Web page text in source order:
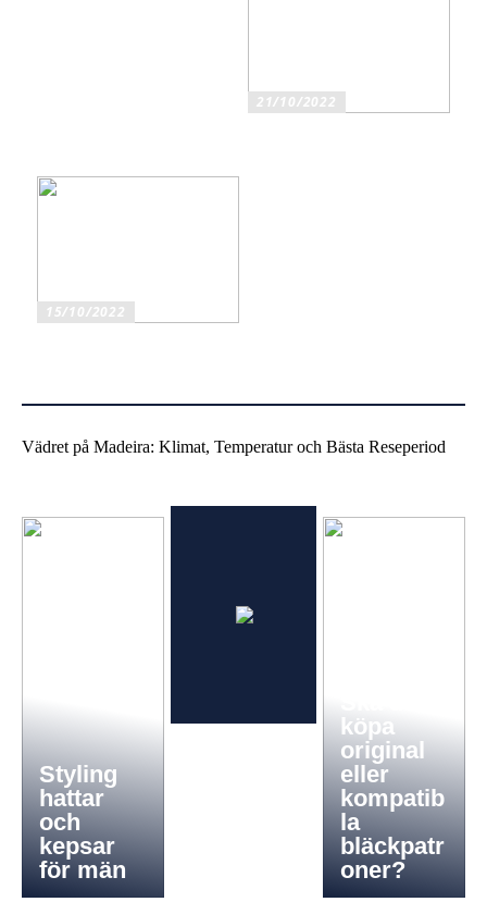
21/10/2022
15/10/2022
Vädret på Madeira: Klimat, Temperatur och Bästa Reseperiod
Styling
hattar
och
kepsar
för män
köpa
original
eller
kompatib
la
bläckpatr
oner?